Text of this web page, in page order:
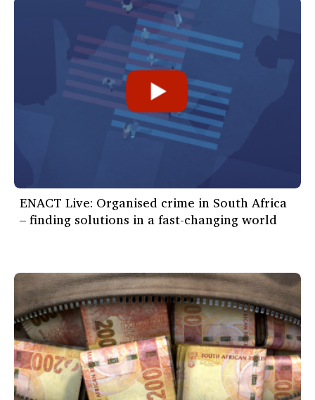
ENACT Live: Organised crime in South Africa
– finding solutions in a fast-changing world